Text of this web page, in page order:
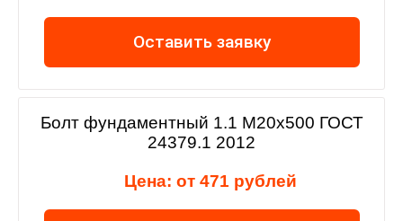
Оставить заявку
Болт фундаментный 1.1 М20х500 ГОСТ
24379.1 2012
Цена: от 471 рублей